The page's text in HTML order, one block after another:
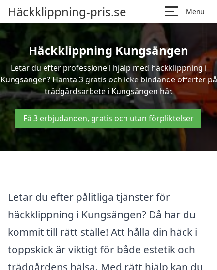
Häckklippning-pris.se Menu
Häckklippning Kungsängen
Letar du efter professionell hjälp med häckklippning i
Kungsängen? Hämta 3 gratis och icke bindande offerter på
trädgårdsarbete i Kungsängen här.
Få 3 erbjudanden, gratis och utan förpliktelser
Letar du efter pålitliga tjänster för
häckklippning i Kungsängen? Då har du
kommit till rätt ställe! Att hålla din häck i
toppskick är viktigt för både estetik och
trädgårdens hälsa. Med rätt hjälp kan du